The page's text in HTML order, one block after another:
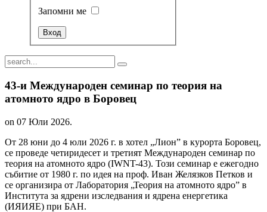
Запомни ме
43-и Международен семинар по теория на
атомното ядро в Боровец
on 07 Юли 2026.
От 28 юни до 4 юли 2026 г. в хотел „Лион” в курорта Боровец,
се проведе четиридесет и третият Международен семинар по
теория на атомното ядро (IWNT-43). Този семинар e ежегодно
събитие от 1980 г. по идея на проф. Иван Желязков Петков и
се организира от Лаборатория „Теория на атомното ядро” в
Института за ядрени изследвания и ядрена енергетика
(ИЯИЯЕ) при БАН.